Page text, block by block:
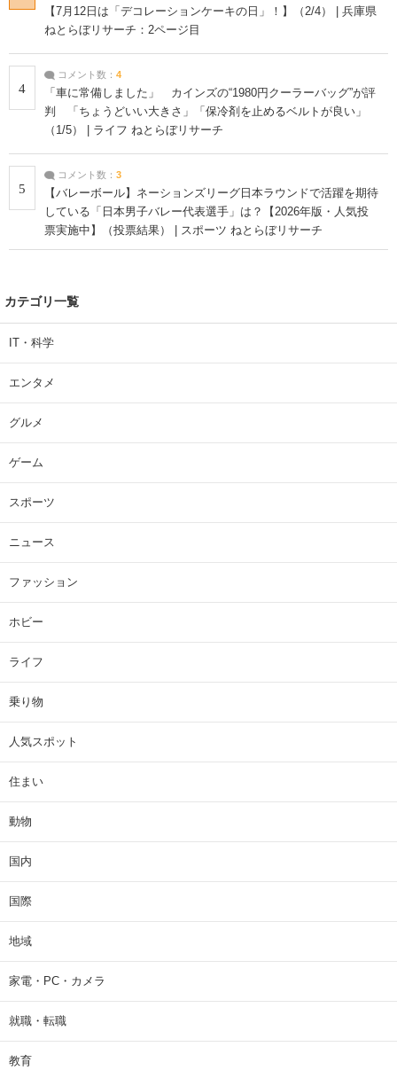
【7月12日は「デコレーションケーキの日」！】（2/4） | 兵庫県
ねとらぼリサーチ：2ページ目
4
コメント数： 4
「車に常備しました」 カインズの“1980円クーラーバッグ”が評
判 「ちょうどいい大きさ」「保冷剤を止めるベルトが良い」
（1/5） | ライフ ねとらぼリサーチ
5
コメント数： 3
【バレーボール】ネーションズリーグ日本ラウンドで活躍を期待
している「日本男子バレー代表選手」は？【2026年版・人気投
票実施中】（投票結果） | スポーツ ねとらぼリサーチ
カテゴリ一覧
IT・科学
エンタメ
グルメ
ゲーム
スポーツ
ニュース
ファッション
ホビー
ライフ
乗り物
人気スポット
住まい
動物
国内
国際
地域
家電・PC・カメラ
就職・転職
教育